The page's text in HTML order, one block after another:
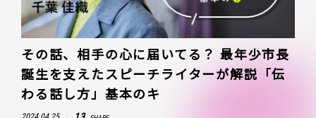
その話、相手の心に届いてる？ 最年少市長
誕生を支えたスピーチライターが解説「伝
わる話し方」基本のキ